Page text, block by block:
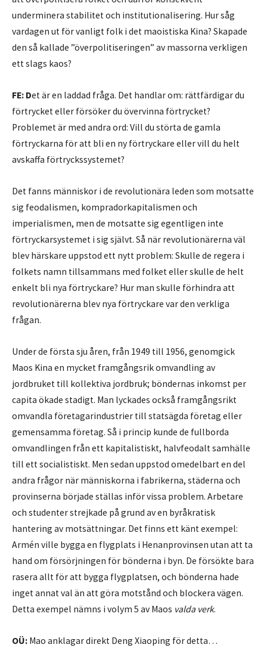
underminera stabilitet och institutionalisering. Hur såg
vardagen ut för vanligt folk i det maoistiska Kina? Skapade
den så kallade ”överpolitiseringen” av massorna verkligen
ett slags kaos?
FE: Det är en laddad fråga. Det handlar om: rättfärdigar du
förtrycket eller försöker du övervinna förtrycket?
Problemet är med andra ord: Vill du störta de gamla
förtryckarna för att bli en ny förtryckare eller vill du helt
avskaffa förtryckssystemet?
Det fanns människor i de revolutionära leden som motsatte
sig feodalismen, kompradorkapitalismen och
imperialismen, men de motsatte sig egentligen inte
förtryckarsystemet i sig självt. Så när revolutionärerna väl
blev härskare uppstod ett nytt problem: Skulle de regera i
folkets namn tillsammans med folket eller skulle de helt
enkelt bli nya förtryckare? Hur man skulle förhindra att
revolutionärerna blev nya förtryckare var den verkliga
frågan.
Under de första sju åren, från 1949 till 1956, genomgick
Maos Kina en mycket framgångsrik omvandling av
jordbruket till kollektiva jordbruk; böndernas inkomst per
capita ökade stadigt. Man lyckades också framgångsrikt
omvandla företagarindustrier till statsägda företag eller
gemensamma företag. Så i princip kunde de fullborda
omvandlingen från ett kapitalistiskt, halvfeodalt samhälle
till ett socialistiskt. Men sedan uppstod omedelbart en del
andra frågor när människorna i fabrikerna, städerna och
provinserna började ställas inför vissa problem. Arbetare
och studenter strejkade på grund av en byråkratisk
hantering av motsättningar. Det finns ett känt exempel:
Armén ville bygga en flygplats i Henanprovinsen utan att ta
hand om försörjningen för bönderna i byn. De försökte bara
rasera allt för att bygga flygplatsen, och bönderna hade
inget annat val än att göra motstånd och blockera vägen.
Detta exempel nämns i volym 5 av Maos valda verk.
OÜ: Mao anklagar direkt Deng Xiaoping för detta…